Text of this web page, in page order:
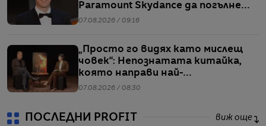
Paramount Skydance да погълне
WBD
07.08.2026 / 09:16
„Просто го видях като мислещ
човек“: Непознатата китайка,
която направи най-
коментираното интервю с
07.08.2026 / 08:30
ПОСЛЕДНИ PROFIT виж още